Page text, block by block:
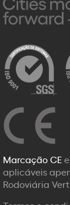
Marcação CE
aplicáveis
Rodoviária